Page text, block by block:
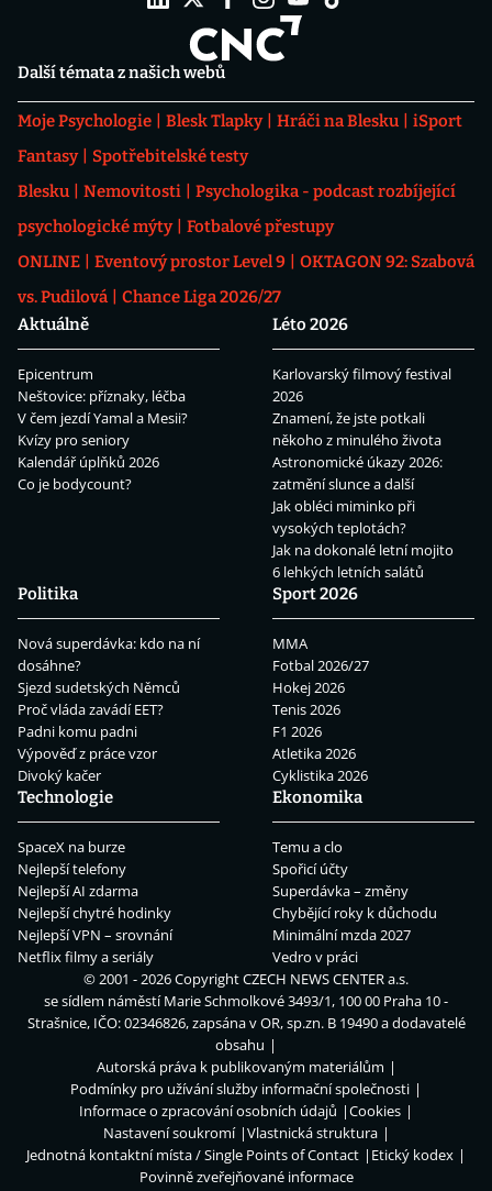
Další témata z našich webů
Moje Psychologie Blesk Tlapky Hráči na Blesku
iSport
Fantasy
Spotřebitelské testy
Blesku
Nemovitosti
Psychologika - podcast rozbíjející
psychologické mýty
Fotbalové přestupy
ONLINE
Eventový prostor Level 9
OKTAGON 92: Szabová
vs. Pudilová
Chance Liga 2026/27
Aktuálně
Epicentrum
Neštovice: příznaky, léčba
V čem jezdí Yamal a Mesii?
Kvízy pro seniory
Kalendář úplňků 2026
Co je bodycount?
Léto 2026
Karlovarský filmový festival
2026
Znamení, že jste potkali
někoho z minulého života
Astronomické úkazy 2026:
zatmění slunce a další
Jak obléci miminko při
vysokých teplotách?
Jak na dokonalé letní mojito
6 lehkých letních salátů
Politika
Nová superdávka: kdo na ní
dosáhne?
Sjezd sudetských Němců
Proč vláda zavádí EET?
Padni komu padni
Výpověď z práce vzor
Divoký kačer
Sport 2026
MMA
Fotbal 2026/27
Hokej 2026
Tenis 2026
F1 2026
Atletika 2026
Cyklistika 2026
Technologie
SpaceX na burze
Nejlepší telefony
Nejlepší AI zdarma
Nejlepší chytré hodinky
Nejlepší VPN – srovnání
Netflix filmy a seriály
Ekonomika
Temu a clo
Spořicí účty
Superdávka – změny
Chybějící roky k důchodu
Minimální mzda 2027
Vedro v práci
© 2001 - 2026 CopyrightCZECH NEWS CENTER a.s.
se sídlem náměstí Marie Schmolkové 3493/1, 100 00 Praha 10 -
Strašnice, IČO: 02346826, zapsána v OR, sp.zn. B 19490 a dodavatelé
obsahu
Autorská práva k publikovaným materiálům
Podmínky pro užívání služby informační společnosti
Informace o zpracování osobních údajů
Cookies
Nastavení soukromí
Vlastnická struktura
Jednotná kontaktní místa / Single Points of Contact
Etický kodex
Povinně zveřejňované informace